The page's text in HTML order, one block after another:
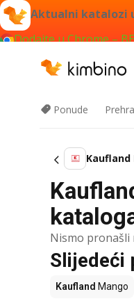
Aktualni katalozi
Dodajte u Chrome –
Ponude
Kaufland
Nismo pronašli
Slijedeći
Kaufland Mango